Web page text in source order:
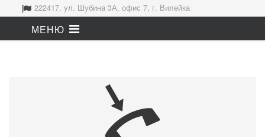
222417, ул. Шубина 3А, офис 7, г. Вилейка